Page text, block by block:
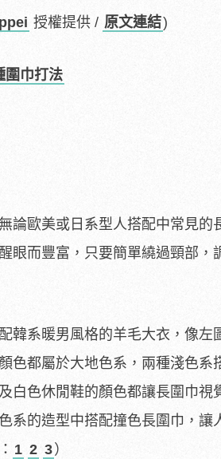
授權提供 / 原文連結)
圍巾打法
論歐美或日系型人搭配中常見的
眼而豐富，只要簡單繞過頸部
韓系暖男風格的羊毛大衣，像
色都屬於大地色系，兩種淺色
白色休閒鞋的顏色都讓長圍巾
系的造型中搭配撞色長圍巾，
1 2 3）